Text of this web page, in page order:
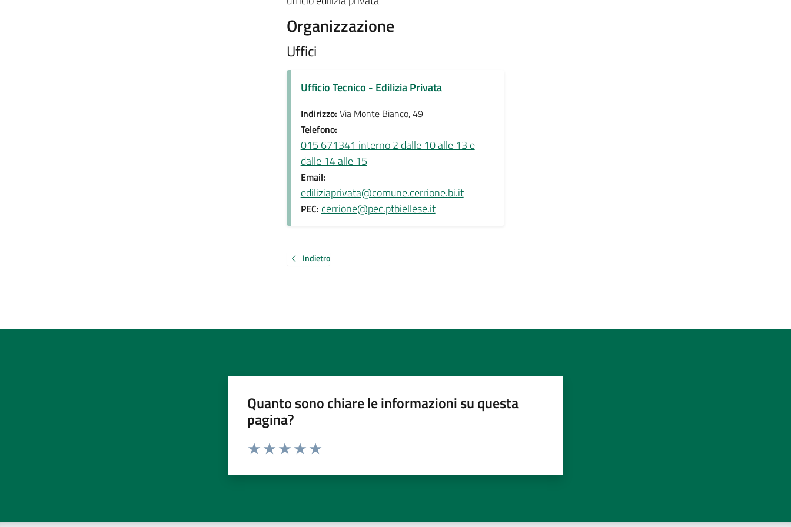
Organizzazione
Uffici
Ufficio Tecnico - Edilizia Privata
Indirizzo: Via Monte Bianco, 49
Telefono:
015 671341 interno 2 dalle 10 alle 13 e
dalle 14 alle 15
Email:
ediliziaprivata@comune.cerrione.bi.it
PEC: cerrione@pec.ptbiellese.it
Indietro
Quanto sono chiare le informazioni su questa
pagina?
Valuta da 1 a 5 stelle la pagina